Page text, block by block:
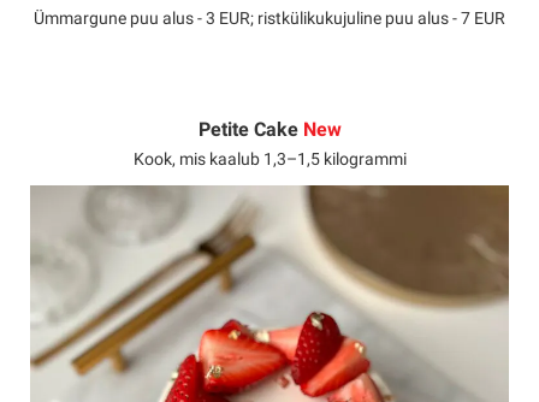
Ümmargune puu alus - 3 EUR; ristkülikukujuline puu alus - 7 EUR
Petite Cake New
Kook, mis kaalub 1,3–1,5 kilogrammi